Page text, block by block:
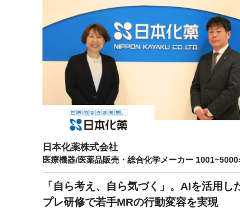
のコアスキル。 ドラフト作成を自動
化し、業務スピードを加速
AI人材育成：タイムマネジメント
AIでタスクの優先順位を瞬時に判
断。 時間の管理からエネルギーの
AI人材育成：プロジェクトマネ
AIでステークホルダー分析を行い、
戦略を立案。組織を巻き込み、成果
を出す推進力を養う
AI人材育成：HRエンパワーメ
の質
を実
UMU
AIバ
ック
作成
uAsk
らの
スタン
UMU
スピ
日本化薬株式会社
医療機器/医薬品販売・総合化学メーカー 1001~5000
「自ら考え、自ら気づく」。AIを活用し
プレ研修で若手MRの行動変容を実現